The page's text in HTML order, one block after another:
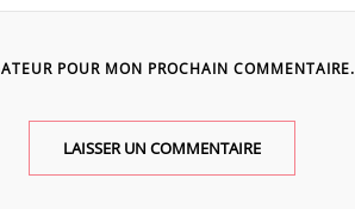
POUR MON PROCHAIN COMMENTAIRE.